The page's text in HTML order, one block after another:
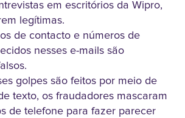
em escritórios da Wipro,
legítimas.
de contacto e números de
nesses e-mails são
golpes são feitos por meio de
texto, os fraudadores mascaram
de telefone para fazer parecer